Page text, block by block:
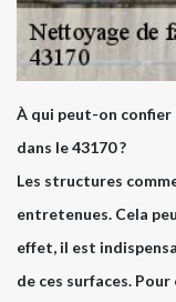
À qui peut-on
dans le 43170 ?
Les structures
entretenues. Cela
effet, il est
de ces surfaces.